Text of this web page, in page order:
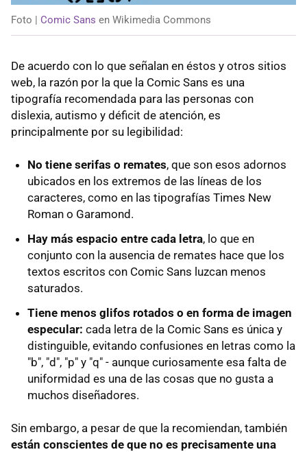
Foto | Comic Sans en Wikimedia Commons
De acuerdo con lo que señalan en éstos y otros sitios
web, la razón por la que la Comic Sans es una
tipografía recomendada para las personas con
dislexia, autismo y déficit de atención, es
principalmente por su legibilidad:
No tiene serifas o remates, que son esos adornos
ubicados en los extremos de las líneas de los
caracteres, como en las tipografías Times New
Roman o Garamond.
Hay más espacio entre cada letra, lo que en
conjunto con la ausencia de remates hace que los
textos escritos con Comic Sans luzcan menos
saturados.
Tiene menos glifos rotados o en forma de imagen
especular: cada letra de la Comic Sans es única y
distinguible, evitando confusiones en letras como la
"b", "d", "p" y "q" - aunque curiosamente esa falta de
uniformidad es una de las cosas que no gusta a
muchos diseñadores.
Sin embargo, a pesar de que la recomiendan, también
están conscientes de que no es precisamente una